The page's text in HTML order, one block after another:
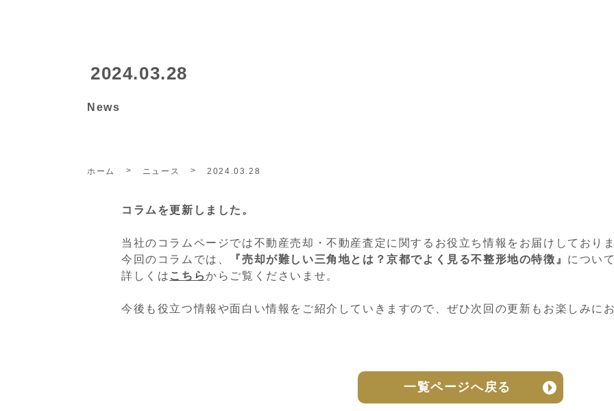
2024.03.28
News
ホーム ニュース 2024.03.28
コラムを更新しました。
当社のコラムページでは不動産売却・不動産査定に関するお役立ち情報をお届けしておりま
今回のコラムでは、
『売却が難しい三角地とは？京都でよく見る不整形地の特徴』 につい
詳しくは こちらからご覧くださいませ。
今後も役立つ情報や面白い情報をご紹介していきますので、ぜひ次回の更新もお楽しみに
一覧ページへ戻る